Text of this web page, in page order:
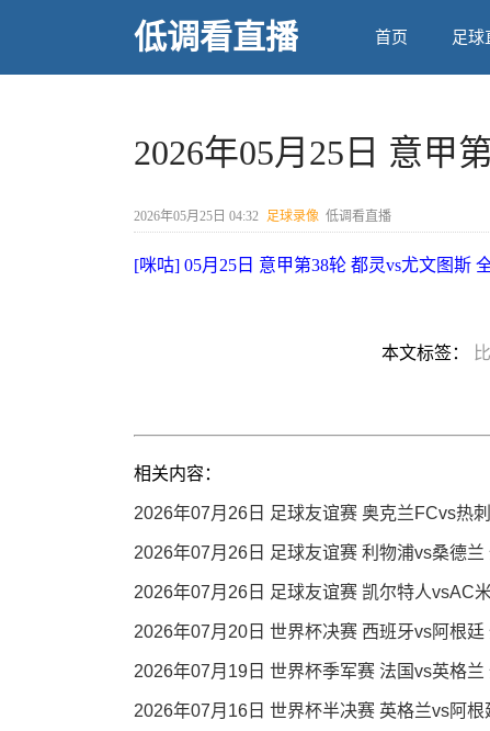
低调看直播 首页 足球
2026年05月25日 意甲
2026年05月25日 04:32 足球录像 低调看直播
[咪咕] 05月25日 意甲第38轮 都灵vs尤文图斯
本文标签：
相关内容：
2026年07月26日 足球友谊赛 奥克兰FCvs热
2026年07月26日 足球友谊赛 利物浦vs桑德兰
2026年07月26日 足球友谊赛 凯尔特人vsAC
2026年07月20日 世界杯决赛 西班牙vs阿根廷
2026年07月19日 世界杯季军赛 法国vs英格兰
2026年07月16日 世界杯半决赛 英格兰vs阿根